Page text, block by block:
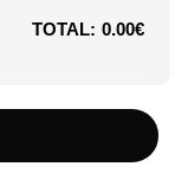
TOTAL: 0.00€